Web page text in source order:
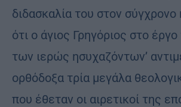
διδασκαλία του στον
ότι ο άγιος Γρηγόριος στο έργο
των ιερώς ησυχαζόντων’
ορθόδοξα τρία μεγάλα
που έθεταν οι αιρετικοί της